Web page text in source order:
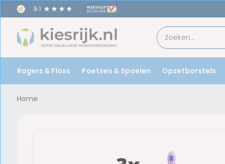
9.1
Ragers & Floss Poetsen & Spoelen Opzetborstels
Home